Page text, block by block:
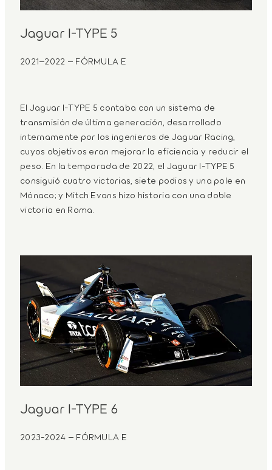
Jaguar I-TYPE 5
2021–2022 – FÓRMULA E
El Jaguar I-TYPE 5 contaba con un sistema de
transmisión de última generación, desarrollado
internamente por los ingenieros de Jaguar Racing,
cuyos objetivos eran mejorar la eficiencia y reducir el
peso. En la temporada de 2022, el Jaguar I-TYPE 5
consiguió cuatro victorias, siete podios y una pole en
Mónaco; y Mitch Evans hizo historia con una doble
victoria en Roma.
Jaguar I-TYPE 6
2023-2024 – FÓRMULA E